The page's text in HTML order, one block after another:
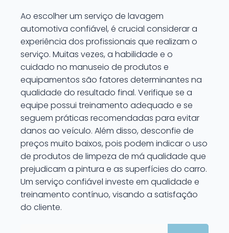
Ao escolher um serviço de lavagem
automotiva confiável, é crucial considerar a
experiência dos profissionais que realizam o
serviço. Muitas vezes, a habilidade e o
cuidado no manuseio de produtos e
equipamentos são fatores determinantes na
qualidade do resultado final. Verifique se a
equipe possui treinamento adequado e se
seguem práticas recomendadas para evitar
danos ao veículo. Além disso, desconfie de
preços muito baixos, pois podem indicar o uso
de produtos de limpeza de má qualidade que
prejudicam a pintura e as superfícies do carro.
Um serviço confiável investe em qualidade e
treinamento contínuo, visando a satisfação
do cliente.